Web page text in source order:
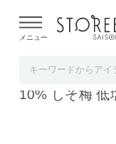
よる配送遅延が発生
メニュー
訳あり 紀州南
10% しそ梅 低